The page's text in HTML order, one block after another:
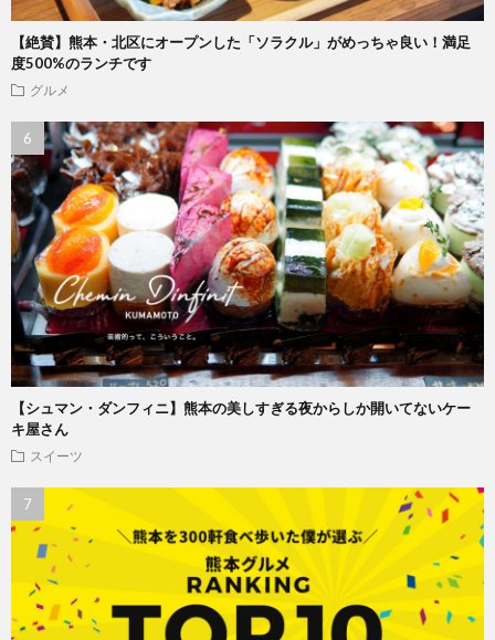
【絶賛】熊本・北区にオープンした「ソラクル」がめっちゃ良い！満足
度500%のランチです
グルメ
【シュマン・ダンフィニ】熊本の美しすぎる夜からしか開いてないケー
キ屋さん
スイーツ